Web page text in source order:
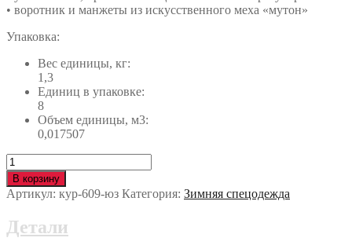
• воротник и манжеты из искусственного меха «мутон»
Упаковка:
Вес единицы, кг:
1,3
Единиц в упаковке:
8
Объем единицы, м3:
0,017507
Количество
Куртка
ЗИМУШКА
утеплённая
юз
В корзину
Артикул: кур-609-юз Категория: Зимняя спецодежда
Детали